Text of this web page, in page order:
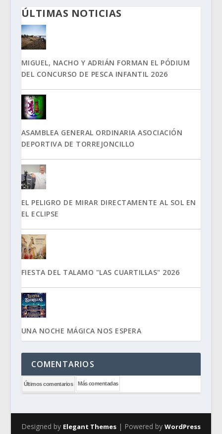
ÚLTIMAS NOTICIAS
MIGUEL, NACHO Y ADRIÁN FORMAN EL PÓDIUM
DEL CONCURSO DE PESCA INFANTIL 2026
ASAMBLEA GENERAL ORDINARIA ASOCIACIÓN
DEPORTIVA DE TORREJONCILLO
EL PELIGRO DE MIRAR DIRECTAMENTE AL SOL EN
EL ECLIPSE
FIESTA DEL TALAMO "LAS CUARTILLAS" 2026
UNA NOCHE MÁGICA NOS ESPERA
COMENTARIOS
Últimos comentarios Más comentadas
Designed by Elegant Themes| Powered by WordPress